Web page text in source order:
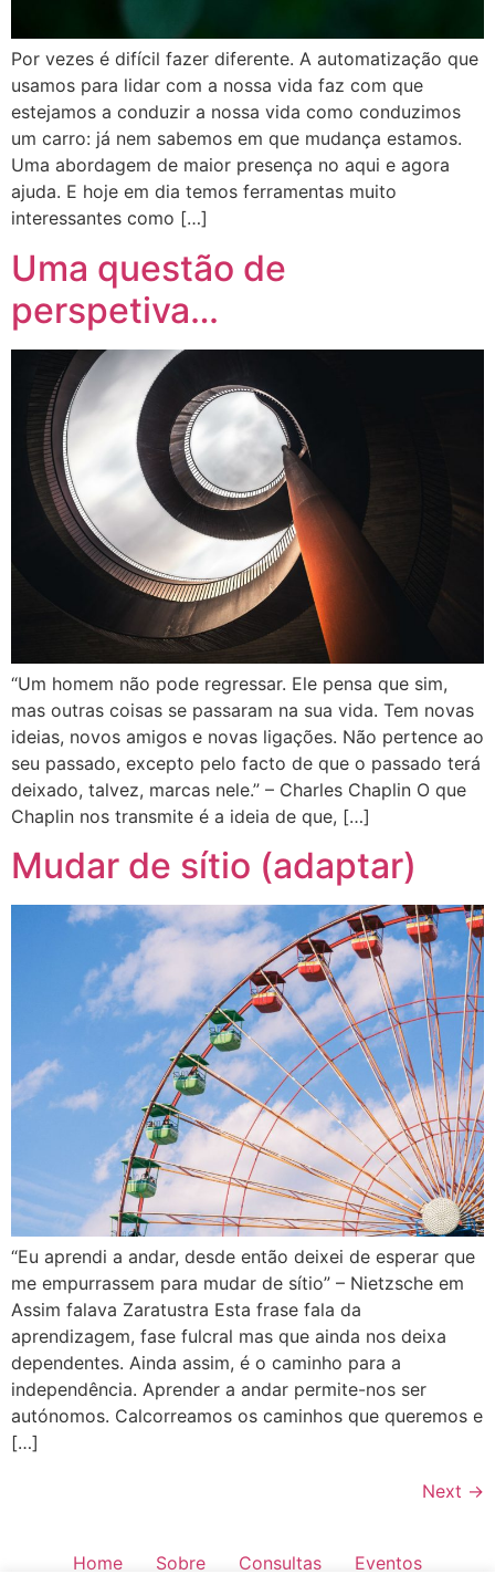
Por vezes é difícil fazer diferente. A automatização que
usamos para lidar com a nossa vida faz com que
estejamos a conduzir a nossa vida como conduzimos
um carro: já nem sabemos em que mudança estamos.
Uma abordagem de maior presença no aqui e agora
ajuda. E hoje em dia temos ferramentas muito
interessantes como […]
Uma questão de
perspetiva…
“Um homem não pode regressar. Ele pensa que sim,
mas outras coisas se passaram na sua vida. Tem novas
ideias, novos amigos e novas ligações. Não pertence ao
seu passado, excepto pelo facto de que o passado terá
deixado, talvez, marcas nele.” – Charles Chaplin O que
Chaplin nos transmite é a ideia de que, […]
Mudar de sítio (adaptar)
“Eu aprendi a andar, desde então deixei de esperar que
me empurrassem para mudar de sítio” – Nietzsche em
Assim falava Zaratustra Esta frase fala da
aprendizagem, fase fulcral mas que ainda nos deixa
dependentes. Ainda assim, é o caminho para a
independência. Aprender a andar permite-nos ser
autónomos. Calcorreamos os caminhos que queremos e
[…]
Next →
Home Sobre Consultas Eventos